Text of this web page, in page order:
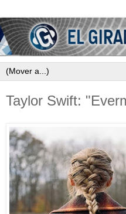
Taylor Swift: